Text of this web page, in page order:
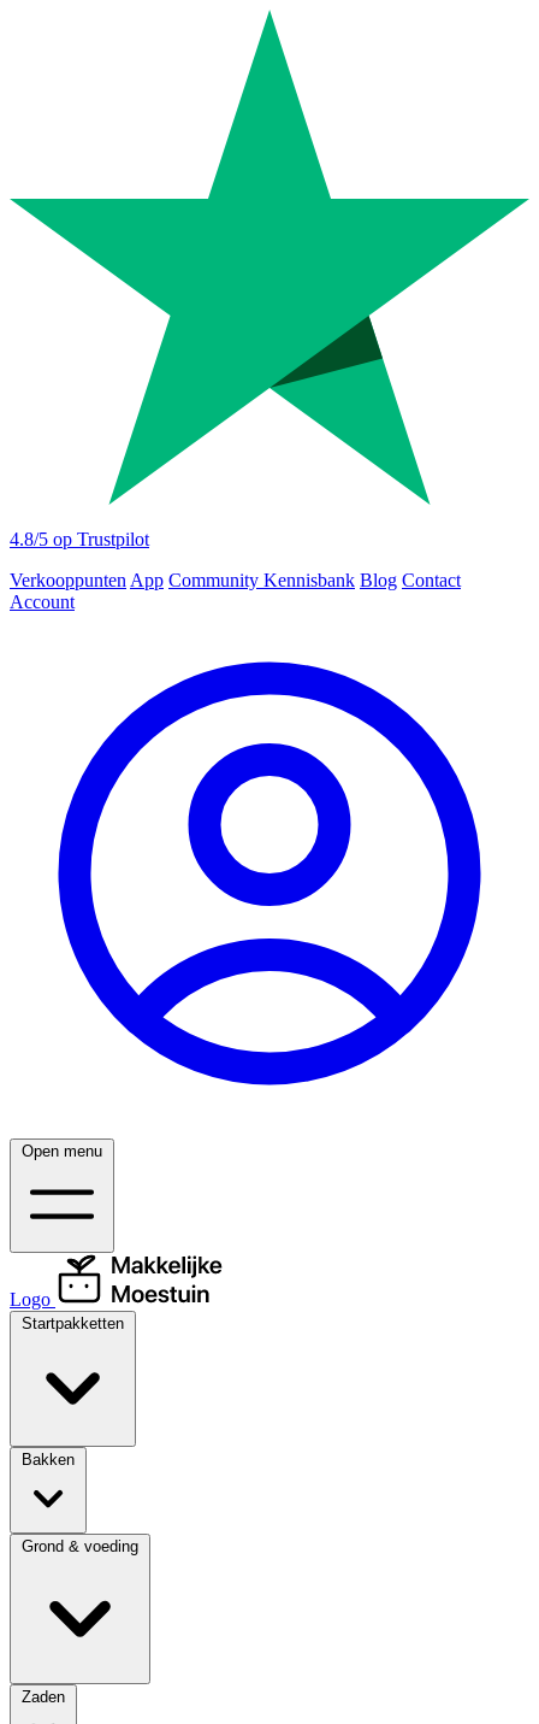
4.8/5 op Trustpilot
Verkooppunten App Community Kennisbank Blog Contact
Account
Open menu
Logo
Startpakketten
Bakken
Grond & voeding
Zaden